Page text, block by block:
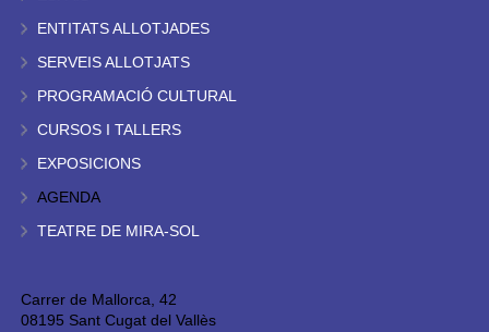
ENTITATS ALLOTJADES
SERVEIS ALLOTJATS
PROGRAMACIÓ CULTURAL
CURSOS I TALLERS
EXPOSICIONS
AGENDA
TEATRE DE MIRA-SOL
Carrer de Mallorca, 42
08195 Sant Cugat del Vallès